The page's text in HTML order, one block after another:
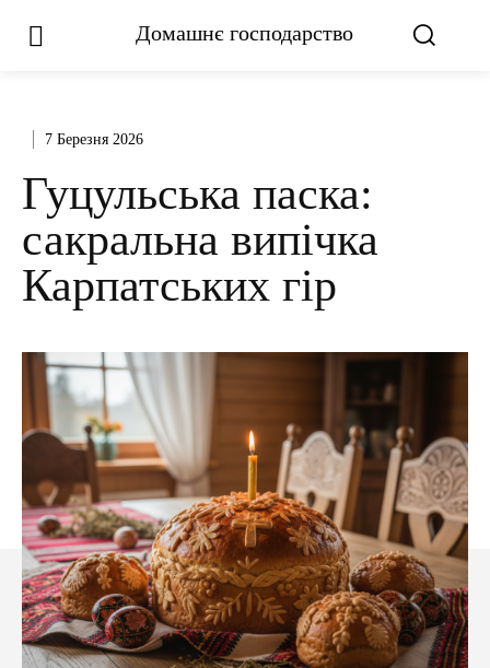
Домашнє господарство
7 Березня 2026
Гуцульська паска:
сакральна випічка
Карпатських гір